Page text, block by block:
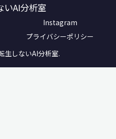
いAI分析室
Instagram
プライバシーポリシー
生しないAI分析室.